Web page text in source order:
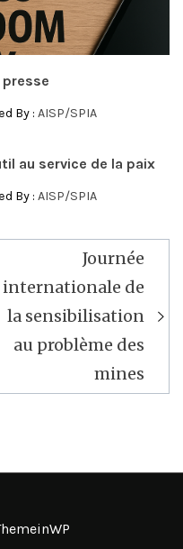
presse
By : AISP/SPIA
au service de la paix
By : AISP/SPIA
Journée
internationale de
la sensibilisation
au problème des
mines